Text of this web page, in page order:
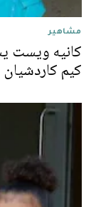
مشاهير
كانيه ويست
كيم كاردشيان